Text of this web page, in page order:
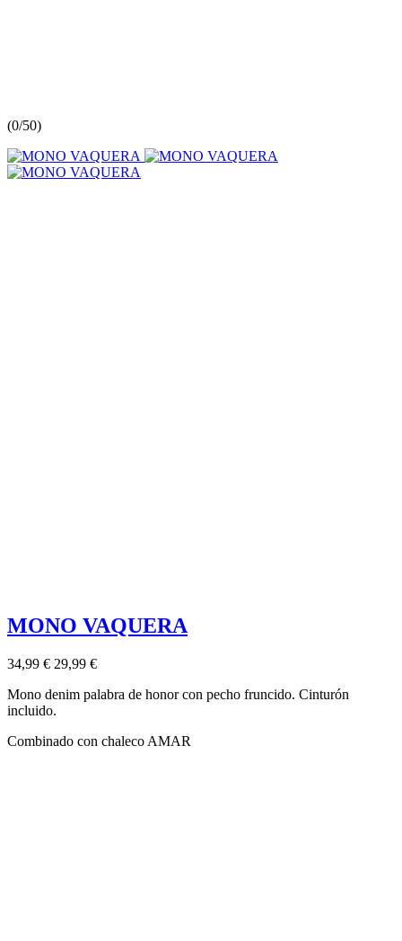
(0/50)
MONO VAQUERA
34,99 € 29,99 €
Mono denim palabra de honor con pecho fruncido. Cinturón
incluido.
Combinado con chaleco AMAR